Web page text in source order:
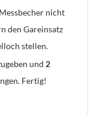
nicht
den Gareinsatz
stellen.
und 2
Fertig!